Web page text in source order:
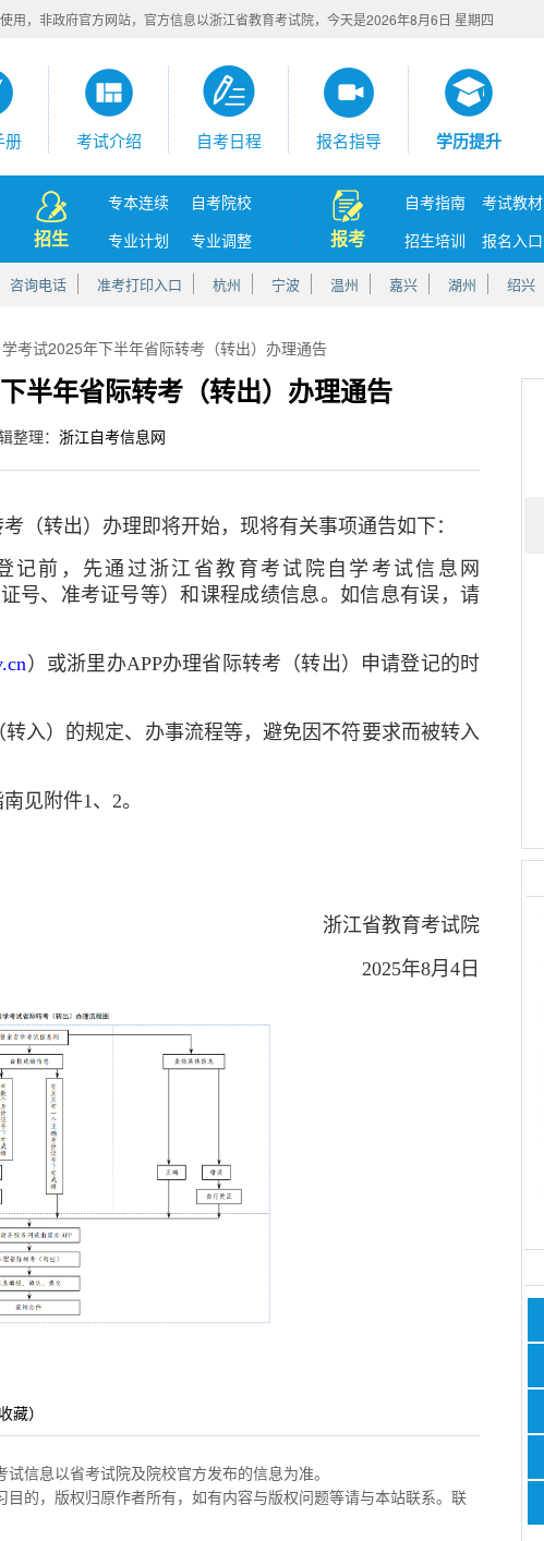
用，非政府官方网站，官方信息以浙江省教育考试院，今天是2026年8月6日 星期四
册 考试介绍 自考日程 报名指导 学历提升
招生
专本连续
自考院校
专业计划
专业调整 报考
自考指南
考试教材
招生培训
报名入口
咨询电话 准考打印入口 杭州 宁波 温州 嘉兴 湖州 绍兴
考试2025年下半年省际转考（转出）办理通告
半年省际转考（转出）办理通告
理： 浙江自考信息网
转出）办理即将开始，现将有关事项通告如下：
前，先通过浙江省教育考试院自学考试信息网
号、准考证号等）和课程成绩信息。如信息有误，请
）或浙里办APP办理省际转考（转出）申请登记的时
）的规定、办事流程等，避免因不符要求而被转入
见附件1、2。
浙江省教育考试院
2025年8月4日
）
信息以省考试院及院校官方发布的信息为准。
的，版权归原作者所有，如有内容与版权问题等请与本站联系。联